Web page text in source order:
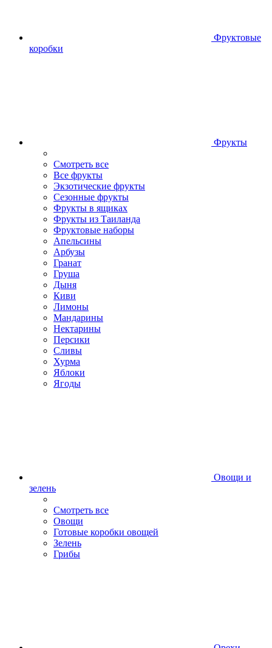
Фруктовые
коробки
Фрукты
Смотреть все
Все фрукты
Экзотические фрукты
Сезонные фрукты
Фрукты в ящиках
Фрукты из Таиланда
Фруктовые наборы
Апельсины
Арбузы
Гранат
Груша
Дыня
Киви
Лимоны
Мандарины
Нектарины
Персики
Сливы
Хурма
Яблоки
Ягоды
Овощи и
зелень
Смотреть все
Овощи
Готовые коробки овощей
Зелень
Грибы